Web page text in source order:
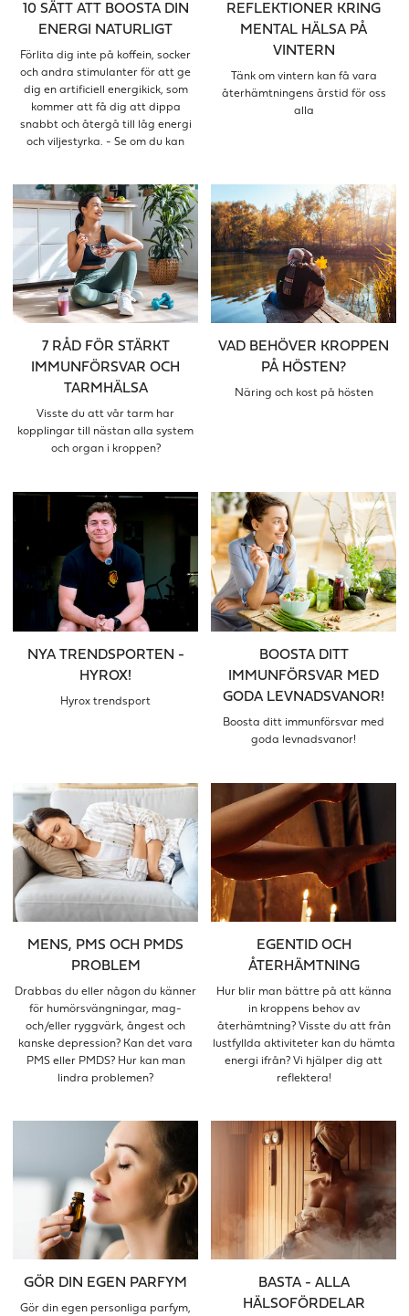
10 SÄTT ATT BOOSTA DIN
ENERGI NATURLIGT
Förlita dig inte på koffein, socker
och andra stimulanter för att ge
dig en artificiell energikick, som
kommer att få dig att dippa
snabbt och återgå till låg energi
och viljestyrka. - Se om du kan
tillbaka bit för bit och faktiskt
stannar hos dig.
REFLEKTIONER KRING
MENTAL HÄLSA PÅ
VINTERN
Tänk om vintern kan få vara
återhämtningens årstid för oss
alla
7 RÅD FÖR STÄRKT
IMMUNFÖRSVAR OCH
TARMHÄLSA
Visste du att vår tarm har
kopplingar till nästan alla system
och organ i kroppen?
VAD BEHÖVER KROPPEN
PÅ HÖSTEN?
Näring och kost på hösten
NYA TRENDSPORTEN -
HYROX!
Hyrox trendsport
BOOSTA DITT
IMMUNFÖRSVAR MED
GODA LEVNADSVANOR!
Boosta ditt immunförsvar med
goda levnadsvanor!
MENS, PMS OCH PMDS
PROBLEM
Drabbas du eller någon du känner
för humörsvängningar, mag-
och/eller ryggvärk, ångest och
kanske depression? Kan det vara
PMS eller PMDS? Hur kan man
lindra problemen?
EGENTID OCH
ÅTERHÄMTNING
Hur blir man bättre på att känna
in kroppens behov av
återhämtning? Visste du att från
lustfyllda aktiviteter kan du hämta
energi ifrån? Vi hjälper dig att
reflektera!
GÖR DIN EGEN PARFYM
Gör din egen personliga parfym,
BASTA - ALLA
HÄLSOFÖRDELAR